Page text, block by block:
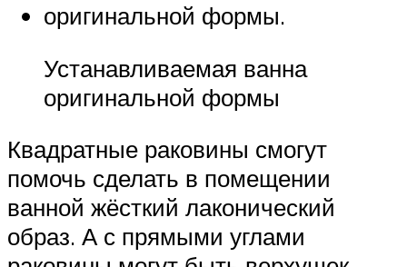
оригинальной формы.
Устанавливаемая ванна
оригинальной формы
Квадратные раковины смогут
помочь сделать в помещении
ванной жёсткий лаконический
образ. А с прямыми углами